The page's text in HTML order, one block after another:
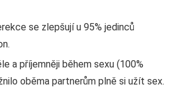
se zlepšují u 95% jedinců
a příjemněji během sexu (100%
oběma partnerům plně si užít sex.